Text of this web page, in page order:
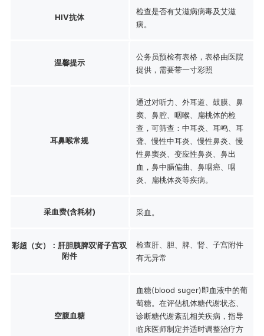
HIV抗体
检查是否有艾滋病病毒及艾滋
病。
温馨提示
公务员预检有表格，表格由医院
提供，需要带一寸彩照
耳鼻喉常规
通过对听力、外耳道、鼓膜、鼻
窦、鼻腔、咽喉、扁桃体的检
查，可筛查：中耳炎、耳鸣、耳
聋、慢性中耳炎、慢性鼻炎、慢
性鼻窦炎、变应性鼻炎、鼻出
血，鼻中膈偏曲、鼻咽癌、咽
炎、扁桃体炎等疾病。
采血费(含耗材) 采血。
彩超（女）：肝胆胰脾双肾子宫双
附件
检查肝、胆、脾、肾、子宫附件
有无异常
空腹血糖
血糖(blood suger)即血液中的葡
萄糖。在评估机体糖代谢状态、
诊断糖代谢紊乱相关疾病，指导
临床医师制定并适时调整治疗方